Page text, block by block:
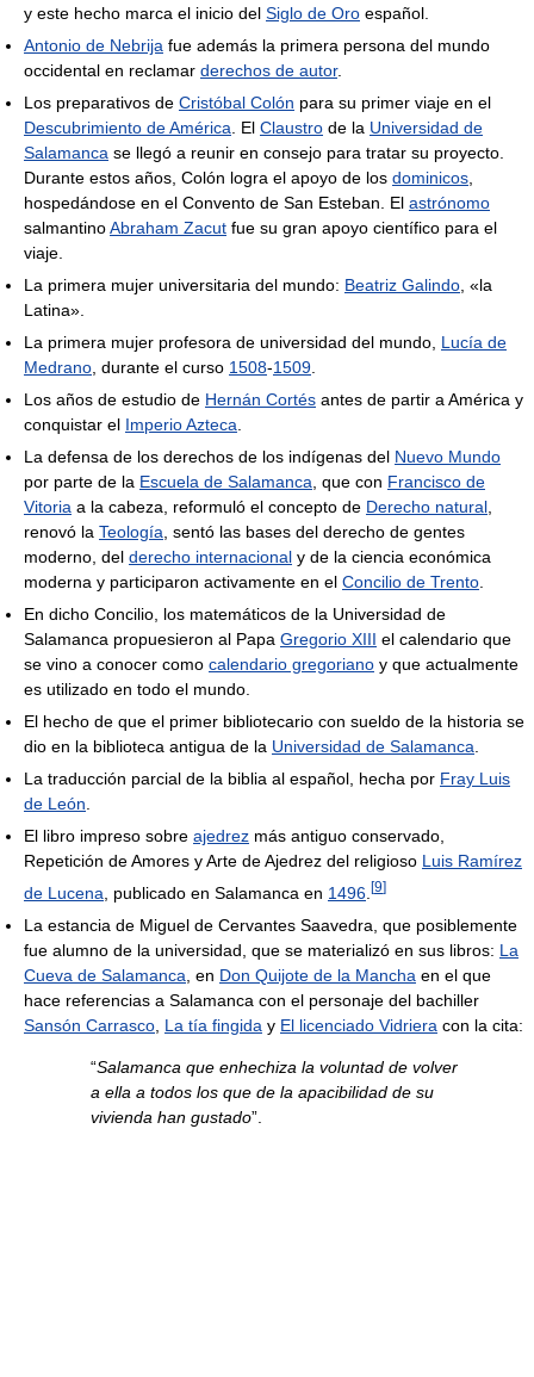
y este hecho marca el inicio del Siglo de Oro español.
Antonio de Nebrija fue además la primera persona del mundo
occidental en reclamar derechos de autor.
Los preparativos de Cristóbal Colón para su primer viaje en el
Descubrimiento de América . El Claustro de la Universidad de
Salamanca se llegó a reunir en consejo para tratar su proyecto.
Durante estos años, Colón logra el apoyo de los dominicos
hospedándose en el Convento de San Esteban. El astrónomo
salmantinoAbraham Zacut fue su gran apoyo científico para el
viaje.
La primera mujer universitaria del mundo: Beatriz Galindo , «la
Latina».
La primera mujer profesora de universidad del mundo, Lucía de
Medrano , durante el curso 1508-1509
Los años de estudio de Hernán Cortés antes de partir a América y
conquistar el Imperio Azteca
La defensa de los derechos de los indígenas del Nuevo Mundo
por parte de la Escuela de Salamanca , que con Francisco de
Vitoria a la cabeza, reformuló el concepto de Derecho natural
renovó la Teología , sentó las bases del derecho de gentes
moderno, del derecho internacional y de la ciencia económica
moderna y participaron activamente en el Concilio de Trento
En dicho Concilio, los matemáticos de la Universidad de
Salamanca propuesieron al Papa Gregorio XIII el calendario que
se vino a conocer como calendario gregoriano y que actualmente
es utilizado en todo el mundo.
El hecho de que el primer bibliotecario con sueldo de la historia se
dio en la biblioteca antigua de la Universidad de Salamanca
La traducción parcial de la biblia al español, hecha por Fray Luis
de León
El libro impreso sobre ajedrez más antiguo conservado,
Repetición de Amores y Arte de Ajedrez del religioso Luis Ramírez
de Lucena , publicado en Salamanca en 1496 [9]
La estancia de Miguel de Cervantes Saavedra, que posiblemente
fue alumno de la universidad, que se materializó en sus libros: La
Cueva de Salamanca , en Don Quijote de la Mancha en el que
hace referencias a Salamanca con el personaje del bachiller
Sansón Carrasco La tía fingida y El licenciado Vidriera con la cita:
“Salamanca que enhechiza la voluntad de volver
a ella a todos los que de la apacibilidad de su
vivienda han gustado”.